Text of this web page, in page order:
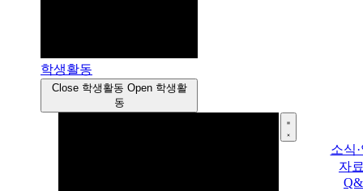
학생활동
Close 학생활동 Open 학생활
동
소식
자